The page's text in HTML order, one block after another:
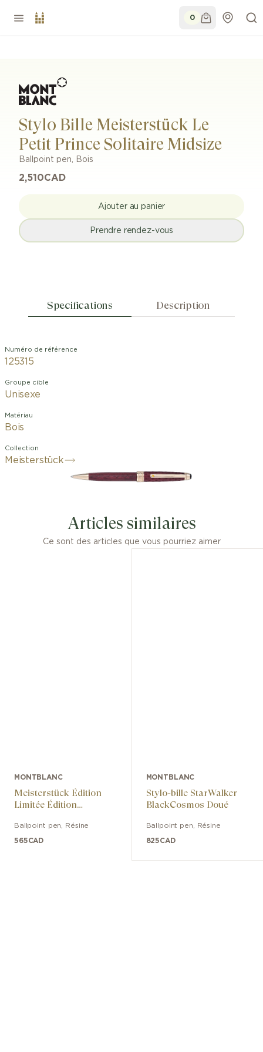
0
Stylo Bille Meisterstück Le
Petit Prince Solitaire Midsize
Ballpoint pen, Bois
2,510CAD
Ajouter au panier
Prendre rendez-vous
Specifications Description
Numéro de référence
125315
Groupe cible
Unisexe
Matériau
Bois
Collection
Meisterstück
Articles similaires
Ce sont des articles que vous pourriez aimer
MONTBLANC
Meisterstück Édition
Limitée Édition
Ans
Ballpoint pen Résine
565CAD
MONTBLANC
Stylo-bille StarWalker
BlackCosmos Doué
Ballpoint pen Résine
825CAD